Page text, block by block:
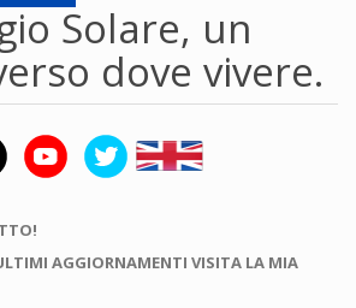
Solare, un
dove vivere.
AGGIORNAMENTI VISITA LA MIA